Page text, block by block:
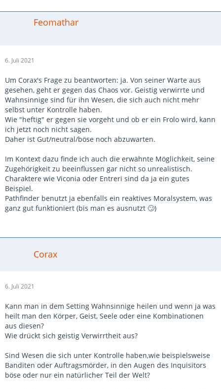
Feomathar
6. Juli 2021
Um Corax's Frage zu beantworten: ja. Von seiner Warte aus
gesehen, geht er gegen das Chaos vor. Geistig verwirrte und
Wahnsinnige sind für ihn Wesen, die sich auch nicht mehr
selbst unter Kontrolle haben.
Wie "heftig" er gegen sie vorgeht und ob er ein Frolo wird, kann
ich jetzt noch nicht sagen.
Daher ist Gut/neutral/böse noch abzuwarten.
Im Kontext dazu finde ich auch die erwähnte Möglichkeit, seine
Zugehörigkeit zu beeinflussen gar nicht so unrealistisch.
Charaktere wie Viconia oder Entreri sind da ja ein gutes
Beispiel.
Pathfinder benutzt ja ebenfalls ein reaktives Moralsystem, was
ganz gut funktioniert (bis man es ausnutzt 🙄)
Corax
6. Juli 2021
Kann man in dem Setting Wahnsinnige heilen und wenn ja was
heilt man den Körper, Geist, Seele oder eine Kombinationen
aus diesen?
Wie drückt sich geistig Verwirrtheit aus?
Sind Wesen die sich unter Kontrolle haben,wie beispielsweise
Banditen oder Auftragsmörder, in den Augen des Inquisitors
böse oder nur ein natürlicher Teil der Welt?